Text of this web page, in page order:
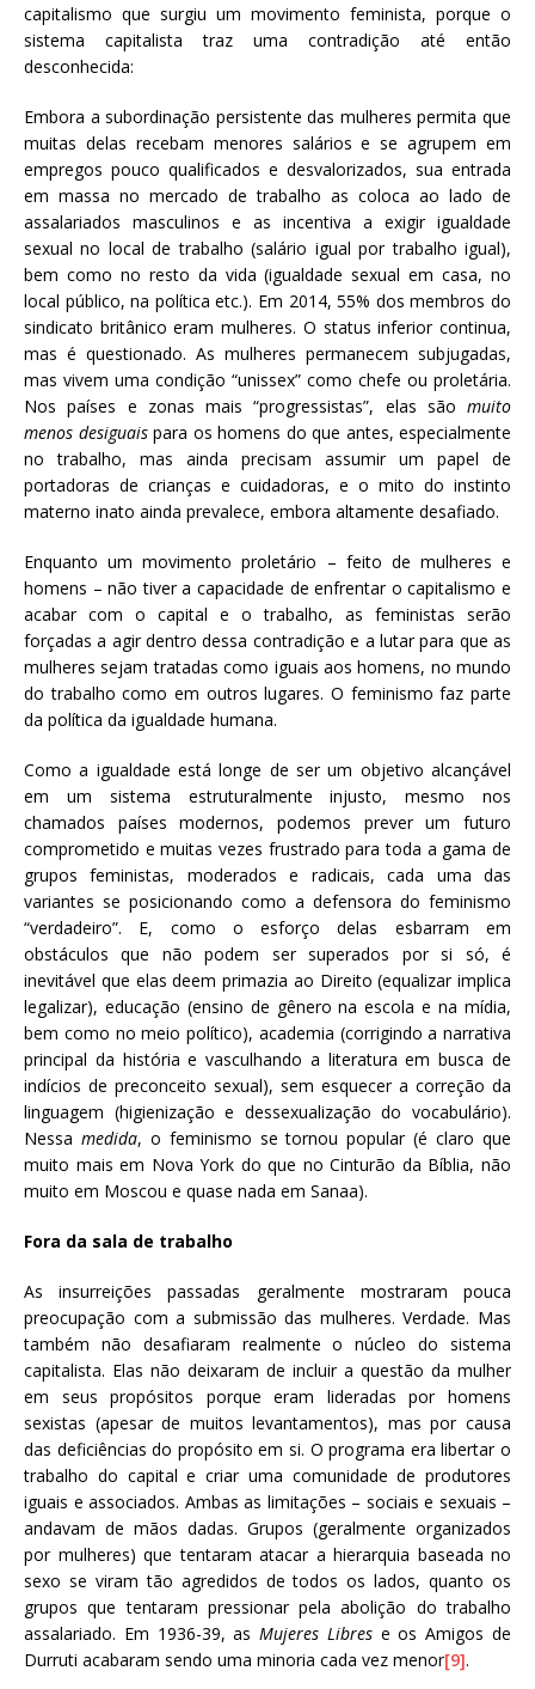
capitalismo que surgiu um movimento feminista, porque o
sistema capitalista traz uma contradição até então
desconhecida:
Embora a subordinação persistente das mulheres permita que
muitas delas recebam menores salários e se agrupem em
empregos pouco qualificados e desvalorizados, sua entrada
em massa no mercado de trabalho as coloca ao lado de
assalariados masculinos e as incentiva a exigir igualdade
sexual no local de trabalho (salário igual por trabalho igual),
bem como no resto da vida (igualdade sexual em casa, no
local público, na política etc.). Em 2014, 55% dos membros do
sindicato britânico eram mulheres. O status inferior continua,
mas é questionado. As mulheres permanecem subjugadas,
mas vivem uma condição “unissex” como chefe ou proletária.
Nos países e zonas mais “progressistas”, elas são muito
menos desiguaispara os homens do que antes, especialmente
no trabalho, mas ainda precisam assumir um papel de
portadoras de crianças e cuidadoras, e o mito do instinto
materno inato ainda prevalece, embora altamente desafiado.
Enquanto um movimento proletário – feito de mulheres e
homens – não tiver a capacidade de enfrentar o capitalismo e
acabar com o capital e o trabalho, as feministas serão
forçadas a agir dentro dessa contradição e a lutar para que as
mulheres sejam tratadas como iguais aos homens, no mundo
do trabalho como em outros lugares. O feminismo faz parte
da política da igualdade humana.
Como a igualdade está longe de ser um objetivo alcançável
em um sistema estruturalmente injusto, mesmo nos
chamados países modernos, podemos prever um futuro
comprometido e muitas vezes frustrado para toda a gama de
grupos feministas, moderados e radicais, cada uma das
variantes se posicionando como a defensora do feminismo
“verdadeiro”. E, como o esforço delas esbarram em
obstáculos que não podem ser superados por si só, é
inevitável que elas deem primazia ao Direito (equalizar implica
legalizar), educação (ensino de gênero na escola e na mídia,
bem como no meio político), academia (corrigindo a narrativa
principal da história e vasculhando a literatura em busca de
indícios de preconceito sexual), sem esquecer a correção da
linguagem (higienização e dessexualização do vocabulário).
Nessa medida, o feminismo se tornou popular (é claro que
muito mais em Nova York do que no Cinturão da Bíblia, não
muito em Moscou e quase nada em Sanaa).
Fora da sala de trabalho
As insurreições passadas geralmente mostraram pouca
preocupação com a submissão das mulheres. Verdade. Mas
também não desafiaram realmente o núcleo do sistema
capitalista. Elas não deixaram de incluir a questão da mulher
em seus propósitos porque eram lideradas por homens
sexistas (apesar de muitos levantamentos), mas por causa
das deficiências do propósito em si. O programa era libertar o
trabalho do capital e criar uma comunidade de produtores
iguais e associados. Ambas as limitações – sociais e sexuais –
andavam de mãos dadas. Grupos (geralmente organizados
por mulheres) que tentaram atacar a hierarquia baseada no
sexo se viram tão agredidos de todos os lados, quanto os
grupos que tentaram pressionar pela abolição do trabalho
assalariado. Em 1936-39, asMujeres Librese os Amigos de
Durruti acabaram sendo uma minoria cada vez menor[9].